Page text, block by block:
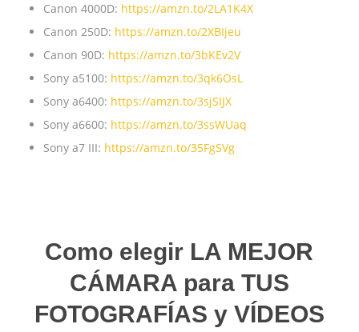
Canon 4000D: https://amzn.to/2LA1K4X
Canon 250D: https://amzn.to/2XBIjeu
Canon 90D: https://amzn.to/3bKEv2V
Sony a5100: https://amzn.to/3qk6OsL
Sony a6400: https://amzn.to/3sjSIJX
Sony a6600: https://amzn.to/3ssWUaq
Sony a7 III: https://amzn.to/35FgSVg
Como elegir LA MEJOR
CÁMARA para TUS
FOTOGRAFÍAS y VÍDEOS